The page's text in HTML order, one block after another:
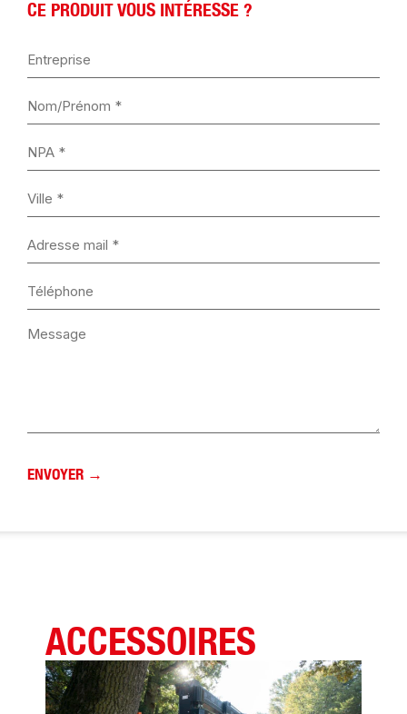
CE PRODUIT VOUS INTÉRESSE ?
ACCESSOIRES